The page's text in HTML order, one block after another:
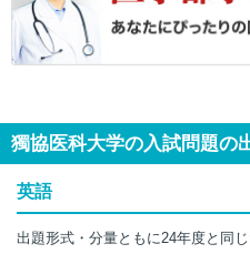
獨協医科大学の入試問題の
英語
出題形式・分量ともに24年度と同